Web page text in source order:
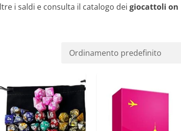
i saldi e consulta il catalogo dei giocattoli on